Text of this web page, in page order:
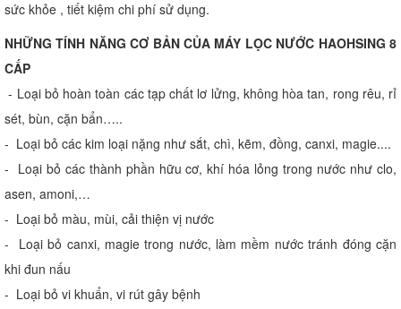
sức khỏe , tiết kiệm chi phí sử dụng.
NHỮNG TÍNH NĂNG CƠ BẢN CỦA MÁY LỌC NƯỚC HAOHSING 8
CẤP
- Loại bỏ hoàn toàn các tạp chất lơ lửng, không hòa tan, rong rêu, rỉ
sét, bùn, cặn bẩn…..
- Loại bỏ các kim loại nặng như sắt, chì, kẽm, đồng, canxi, magie....
- Loại bỏ các thành phần hữu cơ, khí hóa lỏng trong nước như clo,
asen, amoni,…
- Loại bỏ màu, mùi, cải thiện vị nước
- Loại bỏ canxi, magie trong nước, làm mềm nước tránh đóng cặn
khi đun nấu
- Loại bỏ vi khuẩn, vi rút gây bệnh